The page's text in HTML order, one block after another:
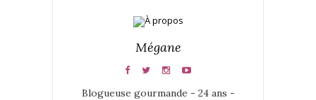
Mégane
Blogueuse gourmande - 24 ans -